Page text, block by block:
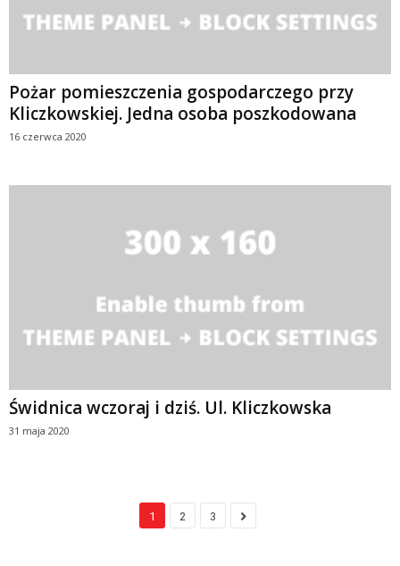
Pożar pomieszczenia gospodarczego przy
Kliczkowskiej. Jedna osoba poszkodowana
16 czerwca 2020
Świdnica wczoraj i dziś. Ul. Kliczkowska
31 maja 2020
1 2 3